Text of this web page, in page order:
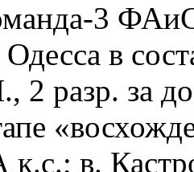
3
Одесса в
разр. за
в.